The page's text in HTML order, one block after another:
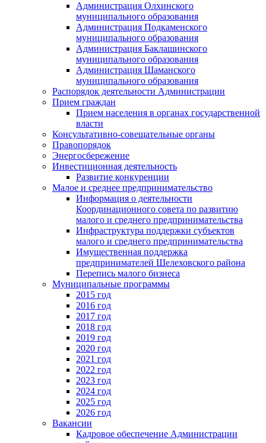
Администрация Олхинского
муниципального образования
Администрация Подкаменского
муниципального образования
Администрация Баклашинского
муниципального образования
Администрация Шаманского
муниципального образования
Распорядок деятельности Администрации
Прием граждан
Прием населения в органах государственной
власти
Консультативно-совещательные органы
Правопорядок
Энергосбережение
Инвестиционная деятельность
Развитие конкуренции
Малое и среднее предпринимательство
Информация о деятельности
Координационного совета по развитию
малого и среднего предпринимательства
Инфраструктура поддержки субъектов
малого и среднего предпринимательства
Имущественная поддержка
предпринимателей Шелеховского района
Перепись малого бизнеса
Муниципальные программы
2015 год
2016 год
2017 год
2018 год
2019 год
2020 год
2021 год
2022 год
2023 год
2024 год
2025 год
2026 год
Вакансии
Кадровое обеспечение Администрации